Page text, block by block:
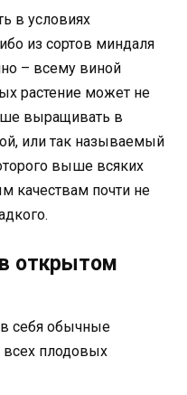
в условиях
из сортов миндаля
– всему виной
растение может не
выращивать в
или так называемый
выше всяких
качествам почти не
открытом
себя обычные
всех плодовых